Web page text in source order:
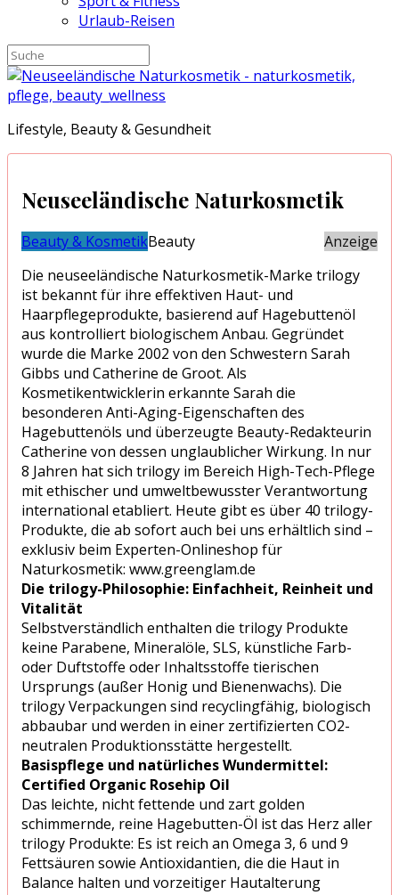
Urlaub-Reisen
Lifestyle, Beauty & Gesundheit
Neuseeländische Naturkosmetik
Beauty & KosmetikBeauty
Anzeige
Die neuseeländische Naturkosmetik-Marke trilogy
ist bekannt für ihre effektiven Haut- und
Haarpflegeprodukte, basierend auf Hagebuttenöl
aus kontrolliert biologischem Anbau. Gegründet
wurde die Marke 2002 von den Schwestern Sarah
Gibbs und Catherine de Groot. Als
Kosmetikentwicklerin erkannte Sarah die
besonderen Anti-Aging-Eigenschaften des
Hagebuttenöls und überzeugte Beauty-Redakteurin
Catherine von dessen unglaublicher Wirkung. In nur
8 Jahren hat sich trilogy im Bereich High-Tech-Pflege
mit ethischer und umweltbewusster Verantwortung
international etabliert. Heute gibt es über 40 trilogy-
Produkte, die ab sofort auch bei uns erhältlich sind –
exklusiv beim Experten-Onlineshop für
Naturkosmetik: www.greenglam.de
Die trilogy-Philosophie: Einfachheit, Reinheit und
Vitalität
Selbstverständlich enthalten die trilogy Produkte
keine Parabene, Mineralöle, SLS, künstliche Farb-
oder Duftstoffe oder Inhaltsstoffe tierischen
Ursprungs (außer Honig und Bienenwachs). Die
trilogy Verpackungen sind recyclingfähig, biologisch
abbaubar und werden in einer zertifizierten CO2-
neutralen Produktionsstätte hergestellt.
Basispflege und natürliches Wundermittel:
Certified Organic Rosehip Oil
Das leichte, nicht fettende und zart golden
schimmernde, reine Hagebutten-Öl ist das Herz aller
trilogy Produkte: Es ist reich an Omega 3, 6 und 9
Fettsäuren sowie Antioxidantien, die die Haut in
Balance halten und vorzeitiger Hautalterung